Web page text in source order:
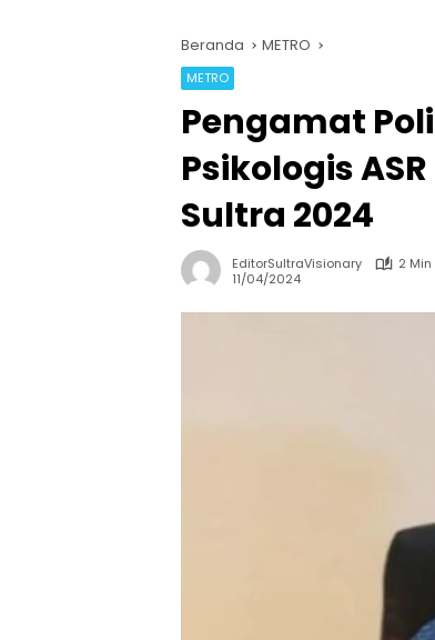
Beranda METRO
METRO
Pengamat
Psikologis
Sultra 2024
EditorSultraVisionary
2
11/04/2024